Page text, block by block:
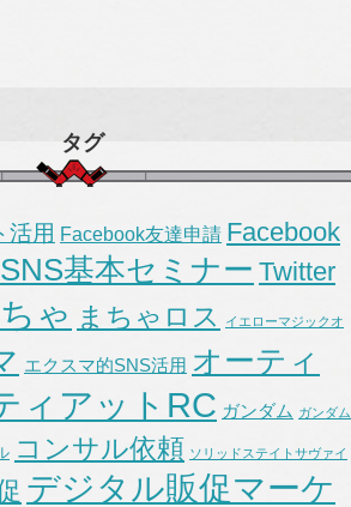
タグ
活用 Facebook友達申請 Facebook
SNS基本セミナー Twitter
ゃ まちゃロス イエローマジックオ
エクスマ的SNS活用 オーティ
ィアットRC ガンダム ガンダム
コンサル依頼 ソリッドステイトサヴァイ
デジタル販促マーケ